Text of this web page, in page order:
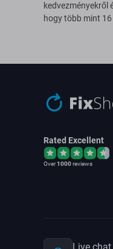
kedvezményekről
hogy több mint
Rated Excellent
Over1000reviews